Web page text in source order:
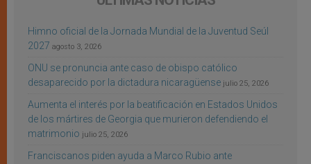
Himno oficial de la Jornada Mundial de la Juventud Seúl
2027 agosto 3, 2026
ONU se pronuncia ante caso de obispo católico
desaparecido por la dictadura nicaragüense julio 25, 2026
Aumenta el interés por la beatificación en Estados Unidos
de los mártires de Georgia que murieron defendiendo el
matrimonio julio 25, 2026
Franciscanos piden ayuda a Marco Rubio ante